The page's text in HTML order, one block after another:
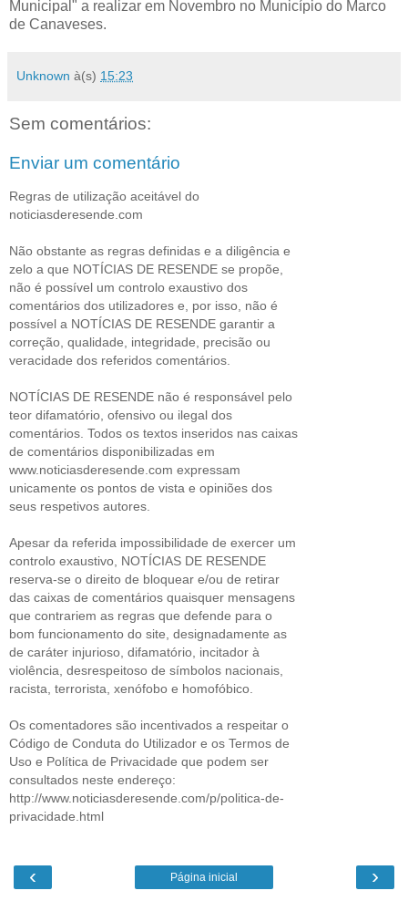
Municipal" a realizar em Novembro no Município do Marco
de Canaveses.
Unknown à(s) 15:23
Sem comentários:
Enviar um comentário
Regras de utilização aceitável do
noticiasderesende.com
Não obstante as regras definidas e a diligência e
zelo a que NOTÍCIAS DE RESENDE se propõe,
não é possível um controlo exaustivo dos
comentários dos utilizadores e, por isso, não é
possível a NOTÍCIAS DE RESENDE garantir a
correção, qualidade, integridade, precisão ou
veracidade dos referidos comentários.
NOTÍCIAS DE RESENDE não é responsável pelo
teor difamatório, ofensivo ou ilegal dos
comentários. Todos os textos inseridos nas caixas
de comentários disponibilizadas em
www.noticiasderesende.com expressam
unicamente os pontos de vista e opiniões dos
seus respetivos autores.
Apesar da referida impossibilidade de exercer um
controlo exaustivo, NOTÍCIAS DE RESENDE
reserva-se o direito de bloquear e/ou de retirar
das caixas de comentários quaisquer mensagens
que contrariem as regras que defende para o
bom funcionamento do site, designadamente as
de caráter injurioso, difamatório, incitador à
violência, desrespeitoso de símbolos nacionais,
racista, terrorista, xenófobo e homofóbico.
Os comentadores são incentivados a respeitar o
Código de Conduta do Utilizador e os Termos de
Uso e Política de Privacidade que podem ser
consultados neste endereço:
http://www.noticiasderesende.com/p/politica-de-
privacidade.html
‹ ›
Página inicial